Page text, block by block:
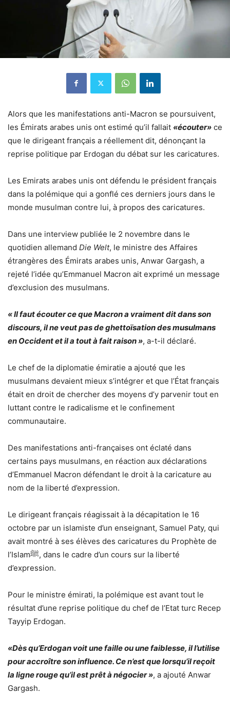
Alors que les manifestations anti-Macron se poursuivent,
les Émirats arabes unis ont estimé qu’il fallait «écouter» ce
que le dirigeant français a réellement dit, dénonçant la
reprise politique par Erdogan du débat sur les caricatures.
Les Emirats arabes unis ont défendu le président français
dans la polémique qui a gonflé ces derniers jours dans le
monde musulman contre lui, à propos des caricatures.
Dans une interview publiée le 2 novembre dans le
quotidien allemand Die Welt, le ministre des Affaires
étrangères des Émirats arabes unis, Anwar Gargash, a
rejeté l’idée qu’Emmanuel Macron ait exprimé un message
d’exclusion des musulmans.
« Il faut écouter ce que Macron a vraiment dit dans son
discours, il ne veut pas de ghettoïsation des musulmans
en Occident et il a tout à fait raison », a-t-il déclaré.
Le chef de la diplomatie émiratie a ajouté que les
musulmans devaient mieux s’intégrer et que l’État français
était en droit de chercher des moyens d’y parvenir tout en
luttant contre le radicalisme et le confinement
communautaire.
Des manifestations anti-françaises ont éclaté dans
certains pays musulmans, en réaction aux déclarations
d’Emmanuel Macron défendant le droit à la caricature au
nom de la liberté d’expression.
Le dirigeant français réagissait à la décapitation le 16
octobre par un islamiste d’un enseignant, Samuel Paty, qui
avait montré à ses élèves des caricatures du Prophète de
l’Islamﷺ, dans le cadre d’un cours sur la liberté
d’expression.
Pour le ministre émirati, la polémique est avant tout le
résultat d’une reprise politique du chef de l’Etat turc Recep
Tayyip Erdogan.
«Dès qu’Erdogan voit une faille ou une faiblesse, il l’utilise
pour accroître son influence. Ce n’est que lorsqu’il reçoit
la ligne rouge qu’il est prêt à négocier », a ajouté Anwar
Gargash.